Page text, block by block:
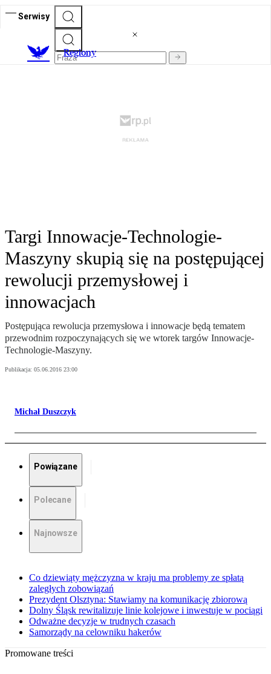
Serwisy
Regiony
Targi Innowacje-Technologie-
Maszyny skupią się na postępującej
rewolucji przemysłowej i
innowacjach
Postępująca rewolucja przemysłowa i innowacje będą tematem
przewodnim rozpoczynających się we wtorek targów Innowacje-
Technologie-Maszyny.
Publikacja: 05.06.2016 23:00
Michał Duszczyk
Powiązane
Polecane
Najnowsze
Co dziewiąty mężczyzna w kraju ma problemy ze spłatą
zaległych zobowiązań
Prezydent Olsztyna: Stawiamy na komunikację zbiorową
Dolny Śląsk rewitalizuje linie kolejowe i inwestuje w pociągi
Odważne decyzje w trudnych czasach
Samorządy na celowniku hakerów
Promowane treści